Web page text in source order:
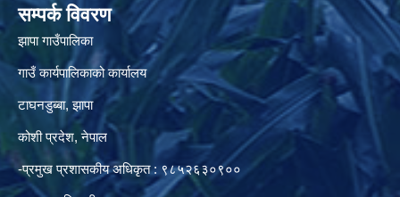
सम्पर्क विवरण
झापा गाउँपालिका
गाउँ कार्यपालिकाको कार्यालय
टाघनडुब्बा, झापा
कोशी प्रदेश, नेपाल
-प्रमुख प्रशासकीय अधिकृत : ९८५२६३०९००